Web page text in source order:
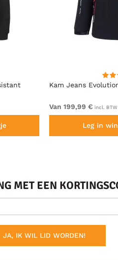
Kam Jeans
Van 199,99 € incl. BTW
Leg in
MET EEN
JA, IK WIL LID WORDEN!